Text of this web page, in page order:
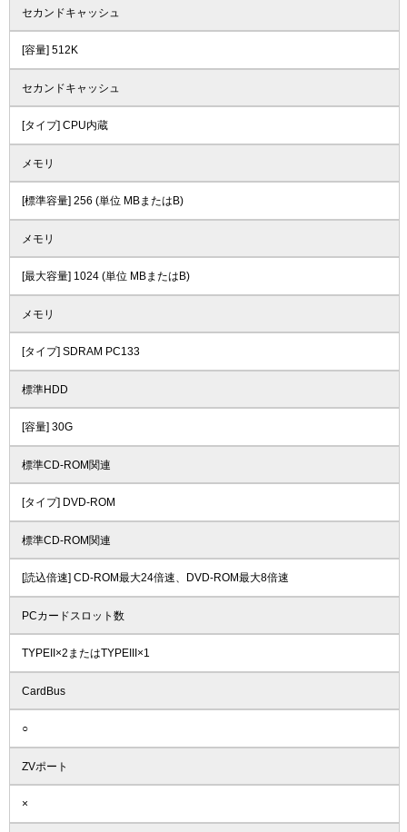
セカンドキャッシュ
[容量] 512K
セカンドキャッシュ
[タイプ] CPU内蔵
メモリ
[標準容量] 256 (単位 MBまたはB)
メモリ
[最大容量] 1024 (単位 MBまたはB)
メモリ
[タイプ] SDRAM PC133
標準HDD
[容量] 30G
標準CD-ROM関連
[タイプ] DVD-ROM
標準CD-ROM関連
[読込倍速] CD-ROM最大24倍速、DVD-ROM最大8倍速
PCカードスロット数
TYPEII×2またはTYPEIII×1
CardBus
○
ZVポート
×